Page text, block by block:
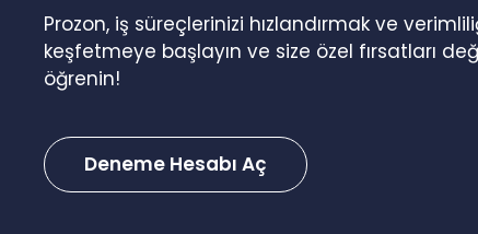
Prozon, iş süreçlerinizi hızlandırmak ve
keşfetmeye başlayın ve size özel fırsatları
öğrenin!
Deneme Hesabı Aç